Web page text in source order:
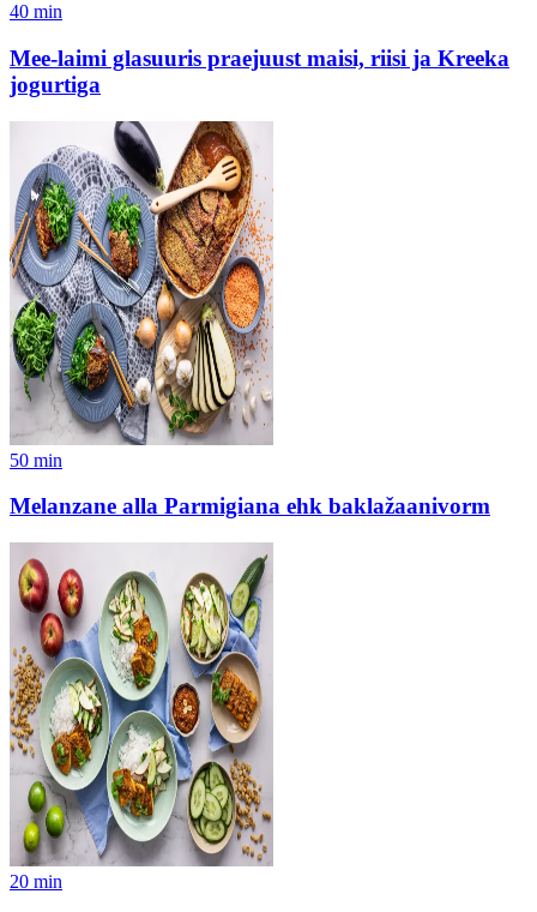
40 min
Mee-laimi glasuuris praejuust maisi, riisi ja Kreeka
jogurtiga
50 min
Melanzane alla Parmigiana ehk baklažaanivorm
20 min